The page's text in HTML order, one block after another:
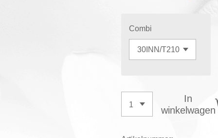
Combi
In
winkelwagen